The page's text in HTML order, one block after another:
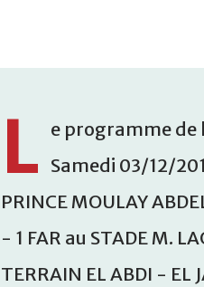
L e programme de
Samedi 03/12/
PRINCE MOULAY
- 1 FAR au STADE M.
TERRAIN EL ABDI - EL